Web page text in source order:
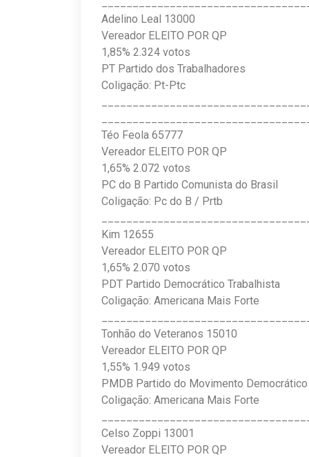
Adelino Leal 13000
Vereador ELEITO POR QP
1,85% 2.324 votos
PT Partido dos Trabalhadores
Coligação: Pt-Ptc
Téo Feola 65777
Vereador ELEITO POR QP
1,65% 2.072 votos
PC do B Partido Comunista do Brasil
Coligação: Pc do B / Prtb
Kim 12655
Vereador ELEITO POR QP
1,65% 2.070 votos
PDT Partido Democrático Trabalhista
Coligação: Americana Mais Forte
Tonhão do Veteranos 15010
Vereador ELEITO POR QP
1,55% 1.949 votos
PMDB Partido do Movimento
Coligação: Americana Mais Forte
Celso Zoppi 13001
Vereador ELEITO POR QP